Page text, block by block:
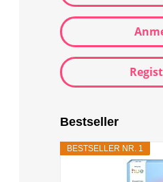
Bestseller
BESTSELLER NR. 1